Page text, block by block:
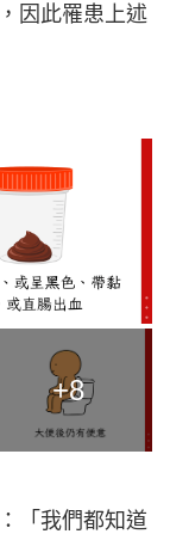
因此罹患上述
+8
「我們都知道